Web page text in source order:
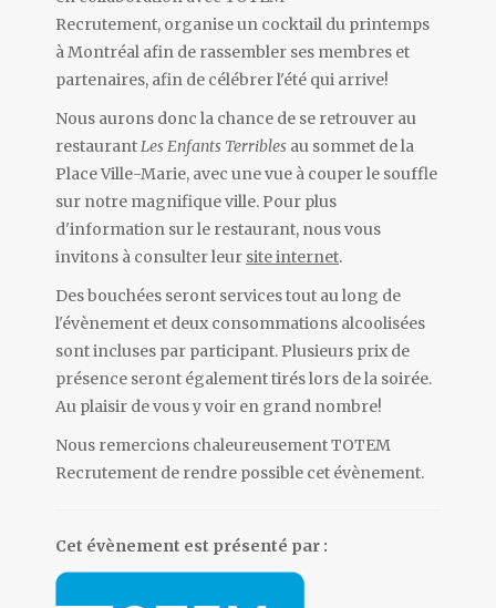
Recrutement, organise un cocktail du printemps
à Montréal afin de rassembler ses membres et
partenaires, afin de célébrer l'été qui arrive!
Nous aurons donc la chance de se retrouver au
restaurantLes Enfants Terribles au sommet de la
Place Ville-Marie, avec une vue à couper le souffle
sur notre magnifique ville. Pour plus
d'information sur le restaurant, nous vous
invitons à consulter leur site internet.
Des bouchées seront services tout au long de
l'évènement et deux consommations alcoolisées
sont incluses par participant. Plusieurs prix de
présence seront également tirés lors de la soirée.
Au plaisir de vous y voir en grand nombre!
Nous remercions chaleureusement TOTEM
Recrutement de rendre possible cet évènement.
Cet évènement est présenté par :